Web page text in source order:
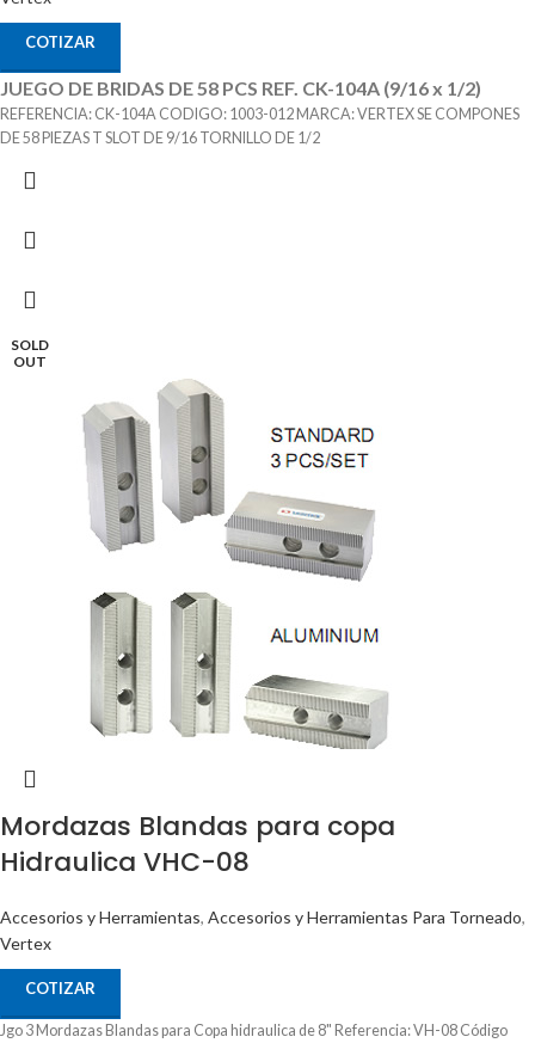
COTIZAR
JUEGO DE BRIDAS DE 58 PCS REF. CK-104A (9/16 x 1/2)
REFERENCIA: CK-104A CODIGO: 1003-012 MARCA: VERTEX SE COMPONES
DE 58 PIEZAS T SLOT DE 9/16 TORNILLO DE 1/2
SOLD
OUT
Mordazas Blandas para copa
Hidraulica VHC-08
Accesorios y Herramientas, Accesorios y Herramientas Para Torneado,
Vertex
COTIZAR
Jgo 3 Mordazas Blandas para Copa hidraulica de 8" Referencia: VH-08 Código